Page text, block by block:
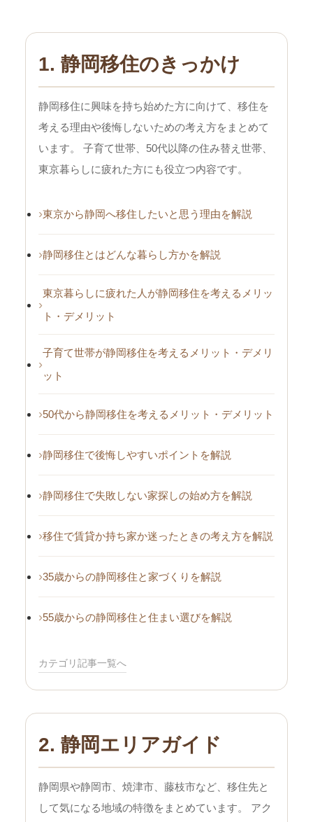
1. 静岡移住のきっかけ
静岡移住に興味を持ち始めた方に向けて、移住を
考える理由や後悔しないための考え方をまとめて
います。 子育て世帯、50代以降の住み替え世帯、
東京暮らしに疲れた方にも役立つ内容です。
東京から静岡へ移住したいと思う理由を解説
静岡移住とはどんな暮らし方かを解説
東京暮らしに疲れた人が静岡移住を考えるメリッ
ト・デメリット
子育て世帯が静岡移住を考えるメリット・デメリ
ット
50代から静岡移住を考えるメリット・デメリット
静岡移住で後悔しやすいポイントを解説
静岡移住で失敗しない家探しの始め方を解説
移住で賃貸か持ち家か迷ったときの考え方を解説
35歳からの静岡移住と家づくりを解説
55歳からの静岡移住と住まい選びを解説
カテゴリ記事一覧へ
2. 静岡エリアガイド
静岡県や静岡市、焼津市、藤枝市など、移住先と
して気になる地域の特徴をまとめています。 アク